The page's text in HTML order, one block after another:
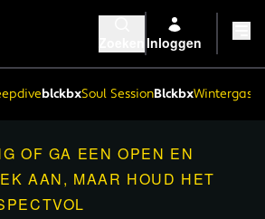
Inloggen
blckbxSoul SessionBlckbx
OF GA EEN OPEN EN
AAN, MAAR HOUD HET